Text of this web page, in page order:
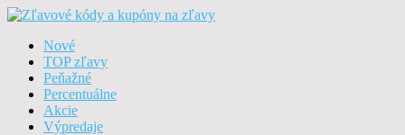
Nové
TOP zľavy
Peňažné
Percentuálne
Akcie
Výpredaje